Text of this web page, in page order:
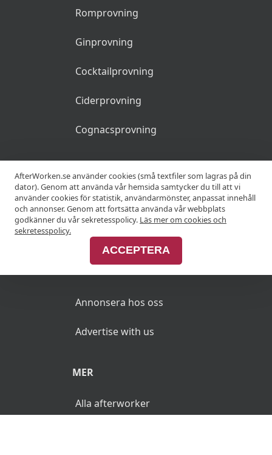
Romprovning
Ginprovning
Cocktailprovning
Ciderprovning
Cognacsprovning
KRÖGARE
Anslut din restaurang
Annonsera hos oss
Advertise with us
MER
Alla afterworker
AfterWorken.se använder cookies (små textfiler som lagras på din
dator). Genom att använda vår hemsida samtycker du till att vi
använder cookies för statistik, användarmönster, anpassat innehåll
och annonser. Genom att fortsätta använda vår webbplats
godkänner du vår sekretesspolicy. Läs mer om cookies och
sekretesspolicy.
ACCEPTERA